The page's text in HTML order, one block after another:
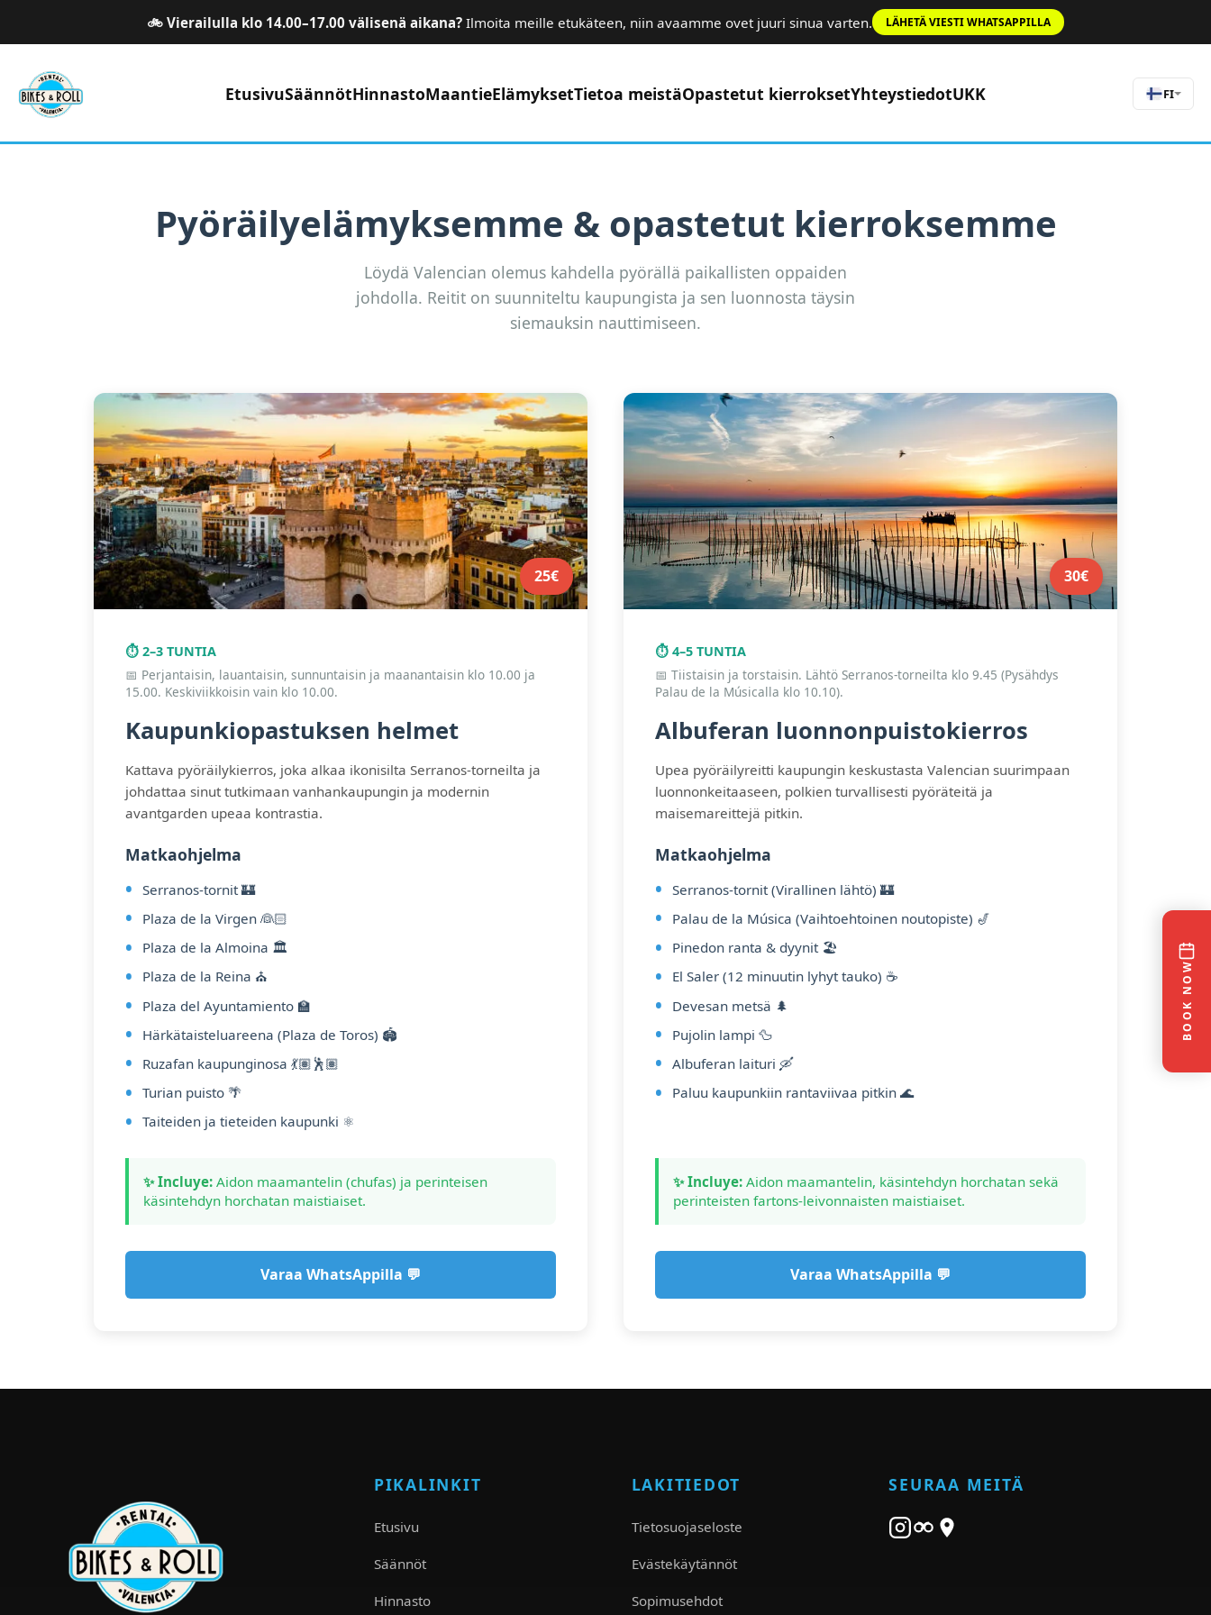
🚲 Vierailulla klo 14.00–17.00 välisenä aikana? Ilmoita meille etukäteen, niin avaamme ovet juuri sinua varten. LÄHETÄ VIESTI WHATSAPPILLA
EtusivuSäännötHinnastoMaantieElämyksetTietoa meistäOpastetut kierroksetYhteystiedotUKK FI
Pyöräilyelämyksemme & opastetut kierroksemme
Löydä Valencian olemus kahdella pyörällä paikallisten oppaiden
johdolla. Reitit on suunniteltu kaupungista ja sen luonnosta täysin
siemauksin nauttimiseen.
25€
⏱️ 2–3 TUNTIA
📅 Perjantaisin, lauantaisin, sunnuntaisin ja maanantaisin klo 10.00 ja
15.00. Keskiviikkoisin vain klo 10.00.
Kaupunkiopastuksen helmet
Kattava pyöräilykierros, joka alkaa ikonisilta Serranos-torneilta ja
johdattaa sinut tutkimaan vanhankaupungin ja modernin
avantgarden upeaa kontrastia.
Matkaohjelma
Serranos-tornit 🏰
Plaza de la Virgen 👰🏻
Plaza de la Almoina 🏛️
Plaza de la Reina ⛪
Plaza del Ayuntamiento 🏫
Härkätaisteluareena (Plaza de Toros) 🏟️
Ruzafan kaupunginosa 💃🏽🕺🏽
Turian puisto 🌴
Taiteiden ja tieteiden kaupunki ⚛️
✨ Incluye: Aidon maamantelin (chufas) ja perinteisen
käsintehdyn horchatan maistiaiset.
Varaa WhatsAppilla 💬
30€
⏱️ 4–5 TUNTIA
📅 Tiistaisin ja torstaisin. Lähtö Serranos-torneilta klo 9.45 (Pysähdys
Palau de la Músicalla klo 10.10).
Albuferan luonnonpuistokierros
Upea pyöräilyreitti kaupungin keskustasta Valencian suurimpaan
luonnonkeitaaseen, polkien turvallisesti pyöräteitä ja
maisemareittejä pitkin.
Matkaohjelma
Serranos-tornit (Virallinen lähtö) 🏰
Palau de la Música (Vaihtoehtoinen noutopiste) 🎷
Pinedon ranta & dyynit 🏖️
El Saler (12 minuutin lyhyt tauko) ☕
Devesan metsä 🌲
Pujolin lampi 🦆
Albuferan laituri 🛶
Paluu kaupunkiin rantaviivaa pitkin 🌊
✨ Incluye: Aidon maamantelin, käsintehdyn horchatan sekä
perinteisten fartons-leivonnaisten maistiaiset.
Varaa WhatsAppilla 💬
BOOK NOW
PIKALINKIT
Etusivu
Säännöt
Hinnasto
LAKITIEDOT
Tietosuojaseloste
Evästekäytännöt
Sopimusehdot
SEURAA MEITÄ